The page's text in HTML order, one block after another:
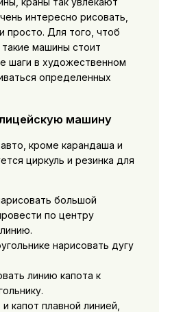
интересно рисовать,
просто. Для того, чтоб
машины стоит
шаги в художественном
определенных
машину
кроме карандаша и
циркуль и резинка для
большой
по центру
нарисовать дугу
линию капота к
капот плавной линией,